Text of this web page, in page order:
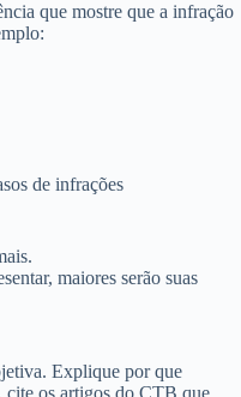
que mostre que a infração
de infrações
maiores serão suas
Explique por que
cite os artigos do CTB que